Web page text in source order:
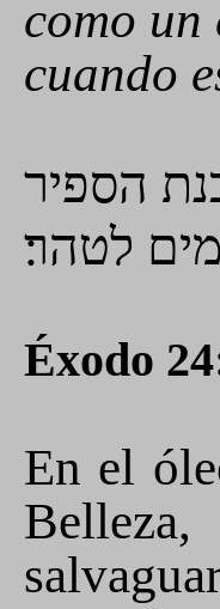
como un
cuando
הספיר
לטהר׃
Éxodo
En el